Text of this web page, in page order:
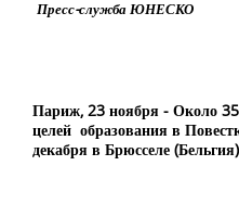
Пресс-служба ЮНЕСКО
Париж, 23 ноября - Около
целей образования в
декабря в Брюсселе